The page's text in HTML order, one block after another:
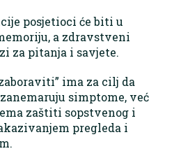
posjetioci će biti u
a zdravstveni
za pitanja i savjete.
ima za cilj da
simptome, već
zaštiti sopstvenog i
pregleda i